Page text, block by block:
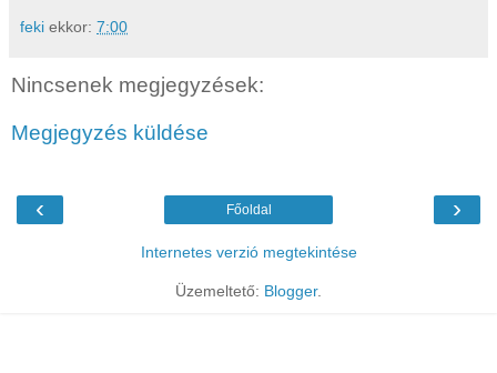
feki ekkor: 7:00
Nincsenek megjegyzések:
Megjegyzés küldése
‹ ›
Főoldal
Internetes verzió megtekintése
Üzemeltető: Blogger.